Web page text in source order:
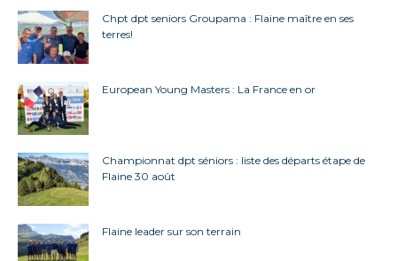
Chpt dpt seniors Groupama : Flaine maître en ses
terres!
European Young Masters : La France en or
Championnat dpt séniors : liste des départs étape de
Flaine 30 août
Flaine leader sur son terrain